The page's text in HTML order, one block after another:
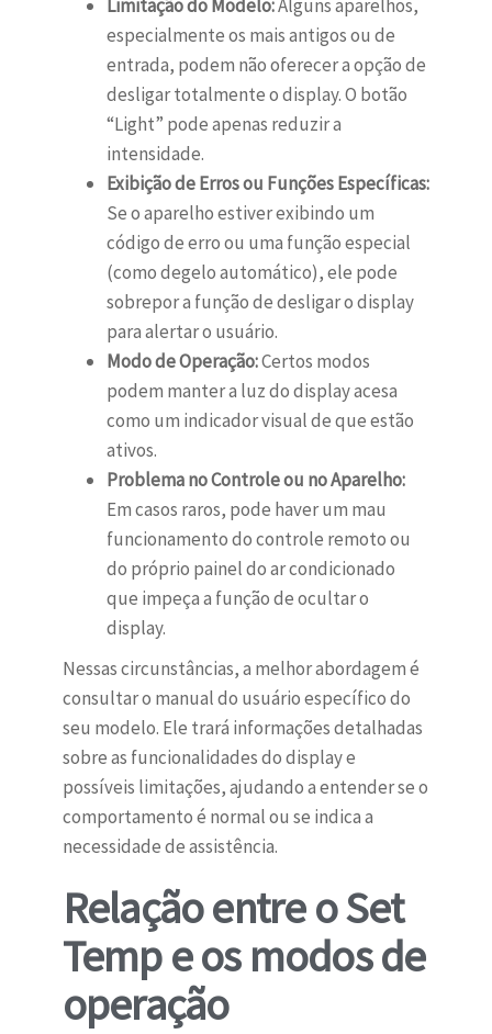
Limitação do Modelo:Alguns aparelhos,
especialmente os mais antigos ou de
entrada, podem não oferecer a opção de
desligar totalmente o display. O botão
“Light” pode apenas reduzir a
intensidade.
Exibição de Erros ou Funções Específicas:
Se o aparelho estiver exibindo um
código de erro ou uma função especial
(como degelo automático), ele pode
sobrepor a função de desligar o display
para alertar o usuário.
Modo de Operação:Certos modos
podem manter a luz do display acesa
como um indicador visual de que estão
ativos.
Problema no Controle ou no Aparelho:
Em casos raros, pode haver um mau
funcionamento do controle remoto ou
do próprio painel do ar condicionado
que impeça a função de ocultar o
display.
Nessas circunstâncias, a melhor abordagem é
consultar o manual do usuário específico do
seu modelo. Ele trará informações detalhadas
sobre as funcionalidades do display e
possíveis limitações, ajudando a entender se o
comportamento é normal ou se indica a
necessidade de assistência.
Relação entre o Set
Temp e os modos de
operação